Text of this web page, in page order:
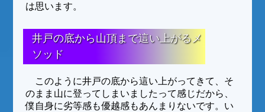
は思います。
井戸の底から山頂まで這い上がるメ
ソッド
このように井戸の底から這い上がってきて、そ
のまま山に登ってしまいましたって感じだから、
僕自身に劣等感も優越感もあんまりないです。い